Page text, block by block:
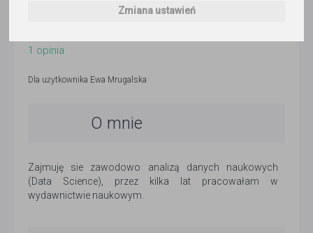
Zmiana ustawień
1 opinia
Dla użytkownika Ewa Mrugalska
O mnie
Zajmuję sie zawodowo analizą danych naukowych
(Data Science), przez kilka lat pracowałam w
wydawnictwie naukowym.